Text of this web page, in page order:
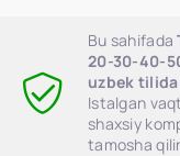
Bu sahifada
20-30-40-
uzbek
Istalgan
shaxsiy
tamosha